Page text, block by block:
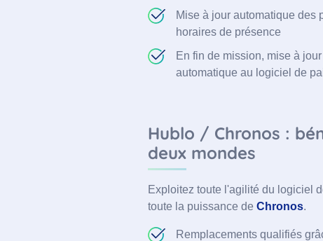
Mise à jour automatique des
horaires de présence
En fin de mission, mise à
automatique au logiciel de
Hublo / Chronos :
deux mondes
Exploitez toute l'agilité du logiciel
toute la puissance de Chronos.
Remplacements qualifiés